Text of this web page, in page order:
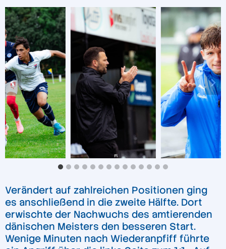
Verändert auf zahlreichen Positionen ging
es anschließend in die zweite Hälfte. Dort
erwischte der Nachwuchs des amtierenden
dänischen Meisters den besseren Start.
Wenige Minuten nach Wiederanpfiff führte